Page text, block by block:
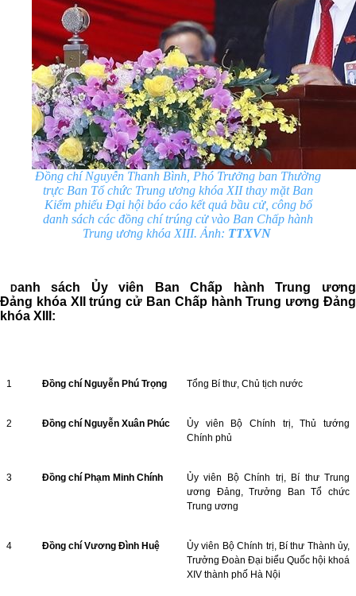
Đồng chí Nguyễn Thanh Bình, Phó Trưởng ban Thường
trực Ban Tổ chức Trung ương khóa XII thay mặt Ban
Kiểm phiếu Đại hội báo cáo kết quả bầu cử, công bố
danh sách các đồng chí trúng cử vào Ban Chấp hành
Trung ương khóa XIII. Ảnh: TTXVN
Danh sách Ủy viên Ban Chấp hành Trung ương
Đảng khóa XII trúng cử Ban Chấp hành Trung ương Đảng
khóa XIII:
1 Đồng chí Nguyễn Phú Trọng Tổng Bí thư, Chủ tịch nước
2 Đồng chí Nguyễn Xuân Phúc
Ủy viên Bộ Chính trị, Thủ tướng
Chính phủ
3 Đồng chí Phạm Minh Chính
Ủy viên Bộ Chính trị, Bí thư Trung
ương Đảng, Trưởng Ban Tổ chức
Trung ương
4 Đồng chí Vương Đình Huệ
Ủy viên Bộ Chính trị, Bí thư Thành ủy,
Trưởng Đoàn Đại biểu Quốc hội khoá
XIV thành phố Hà Nội